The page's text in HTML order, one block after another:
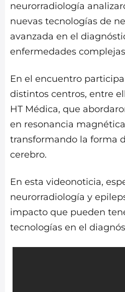
neurorradiología
nuevas tecnologías de
avanzada en el
enfermedades
En el encuentro
distintos centros, entre
HT Médica, que
en resonancia
transformando la forma
cerebro.
En esta videonoticia,
neurorradiología y
impacto que pueden
tecnologías en el